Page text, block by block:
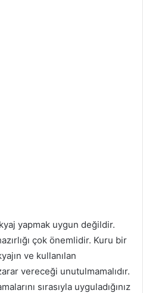
yapmak uygun değildir.
çok önemlidir. Kuru bir
ve kullanılan
vereceği unutulmamalıdır.
sırasıyla uyguladığınız